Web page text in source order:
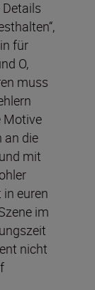
für
O,
muss
Motive
an die
mit
euren
im
nicht